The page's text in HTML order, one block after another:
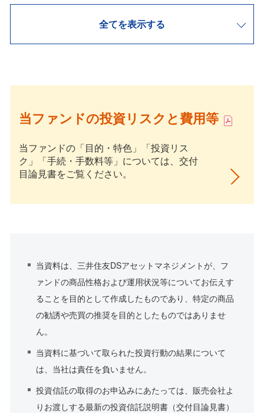
全てを表示する
当ファンドの投資リスクと費用等
当ファンドの「目的・特色」「投資リス
ク」「手続・手数料等」については、交付
目論見書をご覧ください。
当資料は、三井住友DSアセットマネジメントが、フ
ァンドの商品性格および運用状況等についてお伝えす
ることを目的として作成したものであり、特定の商品
の勧誘や売買の推奨を目的としたものではありませ
ん。
当資料に基づいて取られた投資行動の結果について
は、当社は責任を負いません。
投資信託の取得のお申込みにあたっては、販売会社よ
りお渡しする最新の投資信託説明書（交付目論見書）